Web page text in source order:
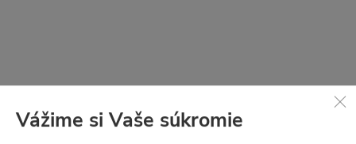
Vážime si Vaše súkromie